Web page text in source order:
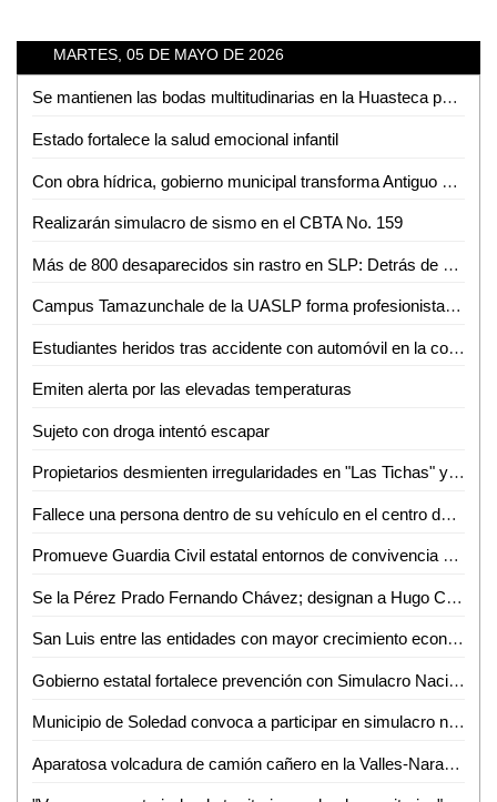
MARTES, 05 DE MAYO DE 2026
Se mantienen las bodas multitudinarias en la Huasteca pese a nuevas tendencias
Estado fortalece la salud emocional infantil
Con obra hídrica, gobierno municipal transforma Antiguo Tambolón
Realizarán simulacro de sismo en el CBTA No. 159
Más de 800 desaparecidos sin rastro en SLP: Detrás de cada número hay una historia pendiente
Campus Tamazunchale de la UASLP forma profesionistas preparados para enfrentar retos del ámbito financiero
Estudiantes heridos tras accidente con automóvil en la colonia Pueblo Nuevo
Emiten alerta por las elevadas temperaturas
Sujeto con droga intentó escapar
Propietarios desmienten irregularidades en "Las Tichas" y acusa de violencia al MHD
Fallece una persona dentro de su vehículo en el centro de Aquismón
Promueve Guardia Civil estatal entornos de convivencia y fortalecimiento familiar en el altiplano
Se la Pérez Prado Fernando Chávez; designan a Hugo Contreras como delegado del PRI en San Luis
San Luis entre las entidades con mayor crecimiento económico
Gobierno estatal fortalece prevención con Simulacro Nacional
Municipio de Soledad convoca a participar en simulacro nacional este 6 de mayo
Aparatosa volcadura de camión cañero en la Valles-Naranjo; afortunadamente nadie salió herido